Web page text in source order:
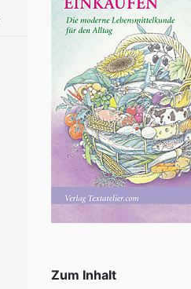
Zum Inhalt